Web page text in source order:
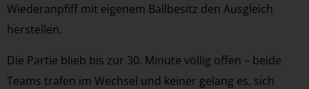
Wiederanpfiff mit eigenem Ballbesitz den Ausgleich
herstellen.
Die Partie blieb bis zur 30. Minute völlig offen – beide
Teams trafen im Wechsel und keiner gelang es, sich